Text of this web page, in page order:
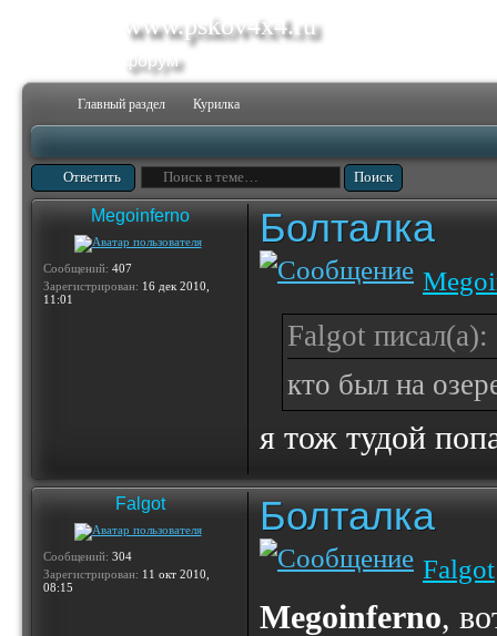
www.pskov4x4.ru
форум
Главный раздел Курилка
Ответить
Megoinferno
Сообщений: 407
Зарегистрирован: 16 дек 2010,
11:01
Болталка
Falgot писал(а):
кто был на
я тож тудой
Falgot
Сообщений: 304
Зарегистрирован: 11 окт 2010,
08:15
Болталка
Falgot
Megoinferno,